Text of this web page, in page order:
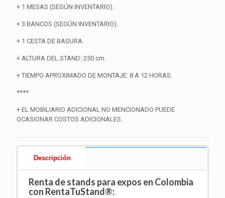
+ 1 MESAS (SEGÚN INVENTARIO).
+ 3 BANCOS (SEGÚN INVENTARIO).
+ 1 CESTA DE BASURA.
+ ALTURA DEL STAND: 250 cm.
+ TIEMPO APROXIMADO DE MONTAJE: 8 A 12 HORAS.
****
+ EL MOBILIARIO ADICIONAL NO MENCIONADO PUEDE
OCASIONAR COSTOS ADICIONALES.
Descripción
Renta de stands para expos en Colombia
con RentaTuStand®: